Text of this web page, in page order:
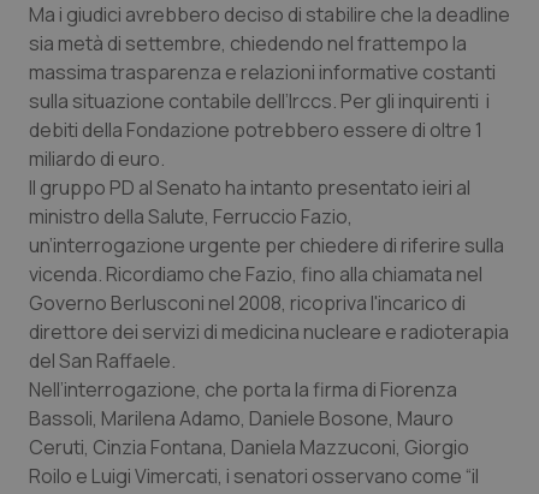
Liguria
Lombardia
Marche
Molise
Piemonte
Provincia Autonoma di Bolzano
Provincia Autonoma di Trento
Puglia
Disturbi dell’umore
Dolore
Donna & Salute
Epatiti
HIV
Infezioni & Febbre
Ipertensione & Scompenso
Malattie rare
Ma i giudici avrebbero deciso di stabilire che la deadline
sia metà di settembre, chiedendo nel frattempo la
massima trasparenza e relazioni informative costanti
sulla situazione contabile dell’Irccs. Per gli inquirenti i
debiti della Fondazione potrebbero essere di oltre 1
miliardo di euro.
Il gruppo PD al Senato ha intanto presentato ieiri al
ministro della Salute, Ferruccio Fazio,
un’interrogazione urgente per chiedere di riferire sulla
vicenda. Ricordiamo che Fazio, fino alla chiamata nel
Governo Berlusconi nel 2008, ricopriva l'incarico di
direttore dei servizi di medicina nucleare e radioterapia
del San Raffaele.
Nell’interrogazione, che porta la firma di Fiorenza
Bassoli, Marilena Adamo, Daniele Bosone, Mauro
Ceruti, Cinzia Fontana, Daniela Mazzuconi, Giorgio
Roilo e Luigi Vimercati, i senatori osservano come “il